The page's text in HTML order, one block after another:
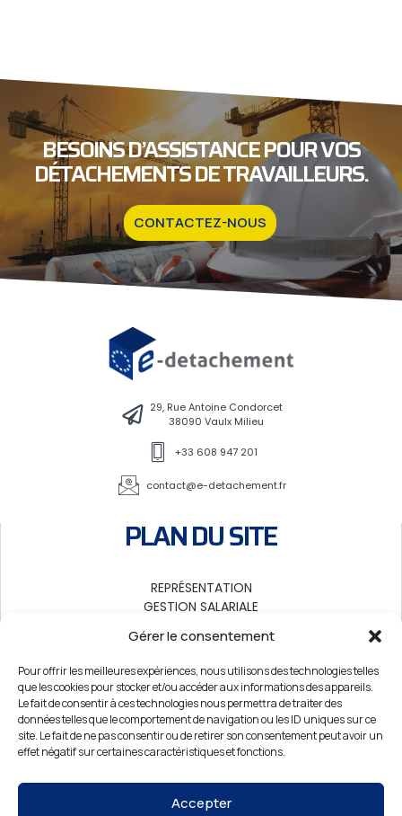
Gérer le consentement
Pour offrir les meilleures expériences, nous utilisons des technologies telles
que les cookies pour stocker et/ou accéder aux informations des appareils.
Le fait de consentir à ces technologies nous permettra de traiter des
données telles que le comportement de navigation ou les ID uniques sur ce
site. Le fait de ne pas consentir ou de retirer son consentement peut avoir un
effet négatif sur certaines caractéristiques et fonctions.
Accepter
BESOINS D’ASSISTANCE POUR VOS
DÉTACHEMENTS DE TRAVAILLEURS.
CONTACTEZ-NOUS
29, Rue Antoine Condorcet
38090 Vaulx Milieu
+33 608 947 201
contact@e-detachement.fr
PLAN DU SITE
REPRÉSENTATION
GESTION SALARIALE
LÉGISLATION DES PAYS
ACTUALITÉS
CONTACT
AUTRE ACTIVITÉ
spécialistes du droit européen.